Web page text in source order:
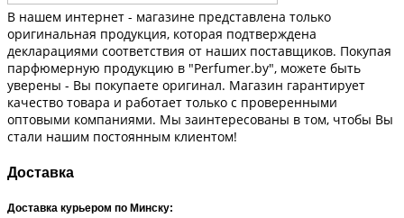
В нашем интернет - магазине представлена только
оригинальная продукция, которая подтверждена
декларациями соответствия от наших поставщиков. Покупая
парфюмерную продукцию в "Perfumer.by", можете быть
уверены - Вы покупаете оригинал. Магазин гарантирует
качество товара и работает только с проверенными
оптовыми компаниями. Мы заинтересованы в том, чтобы Вы
стали нашим постоянным клиентом!
Доставка
Доставка курьером по Минску: